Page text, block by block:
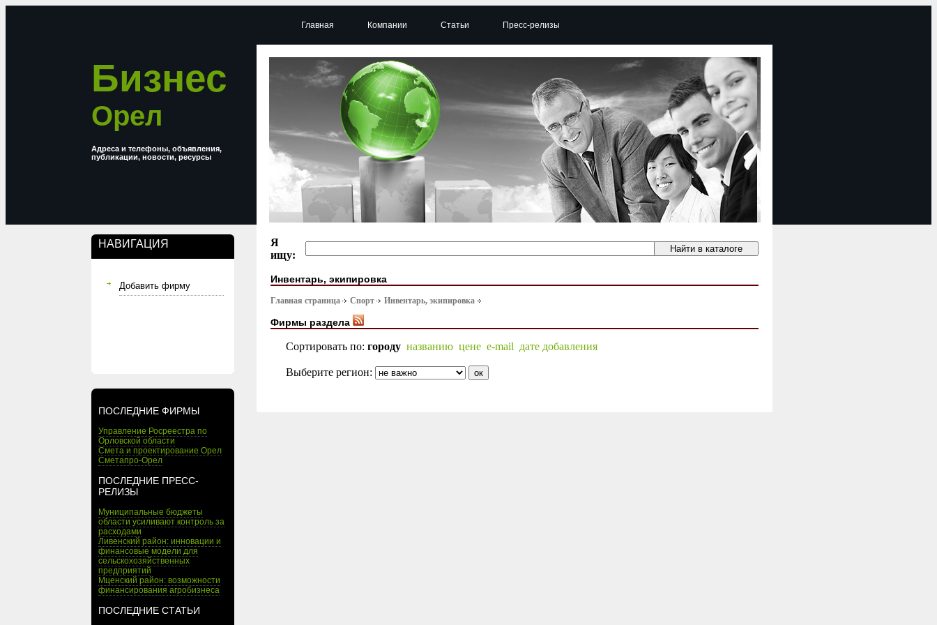
Бизнес
Орел
Адреса и телефоны, объявления,
публикации, новости, ресурсы
НАВИГАЦИЯ
Добавить фирму
ПОСЛЕДНИЕ ФИРМЫ
Управление Росреестра по
Орловской области
Смета и проектирование Орел
Сметапро-Орел
ПОСЛЕДНИЕ ПРЕСС-
РЕЛИЗЫ
Муниципальные бюджеты
области усиливают контроль за
расходами
Ливенский район: инновации и
финансовые модели для
сельскохозяйственных
предприятий
Мценский район: возможности
финансирования агробизнеса
ПОСЛЕДНИЕ СТАТЬИ
Главная Компании Статьи Пресс-релизы
Я
ищу:
Инвентарь, экипировка
Главная страница Спорт Инвентарь, экипировка
Фирмы раздела
Сортировать по: городу названию цене e-mail дате добавления
Выберите регион: